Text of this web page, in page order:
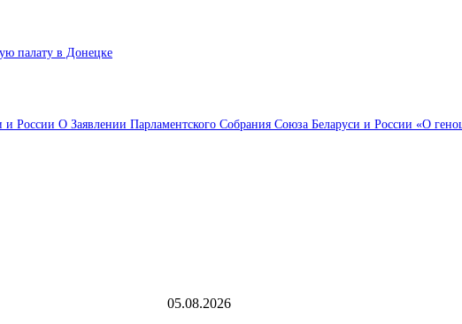
палату в Донецке
России О Заявлении Парламентского Собрания Союза Беларуси и России «О
05.08.2026